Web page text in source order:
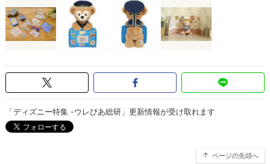
「ディズニー特集 -ウレぴあ総研」更新情報が受け取れます
ページの先頭へ